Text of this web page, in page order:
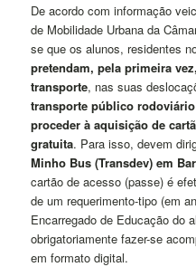
De acordo com informação
de Mobilidade Urbana da
se que os alunos, residentes
pretendam, pela primeira
transporte, nas suas
transporte público
proceder à aquisição de
gratuita. Para isso, devem
Minho Bus (Transdev) em
cartão de acesso (passe) é
de um requerimento-tipo (em
Encarregado de Educação do
obrigatoriamente fazer-se
em formato digital.